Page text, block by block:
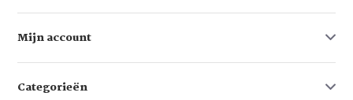
Mijn account
Categorieën